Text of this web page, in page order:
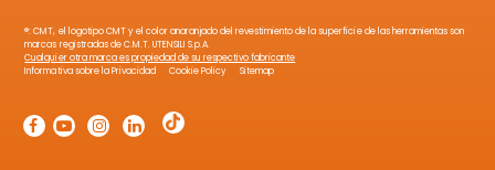
®: CMT, el logotipo CMT y el color anaranjado del revestimiento de la superficie de las herramientas son
marcas registradas de C.M.T. UTENSILI S.p.A.
Cualquier otra marca es propiedad de su respectivo fabricante
Informativa sobre la Privacidad
Cookie Policy Sitemap